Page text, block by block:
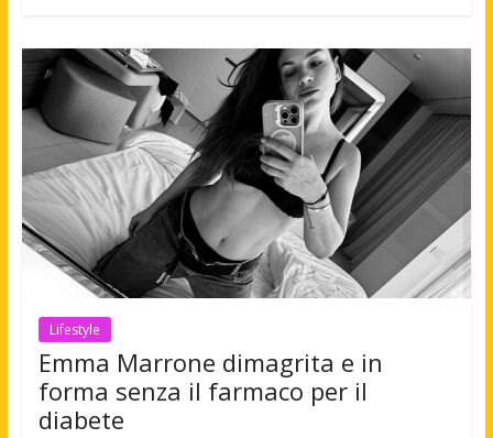
Lifestyle
Emma Marrone dimagrita e in
forma senza il farmaco per il
diabete